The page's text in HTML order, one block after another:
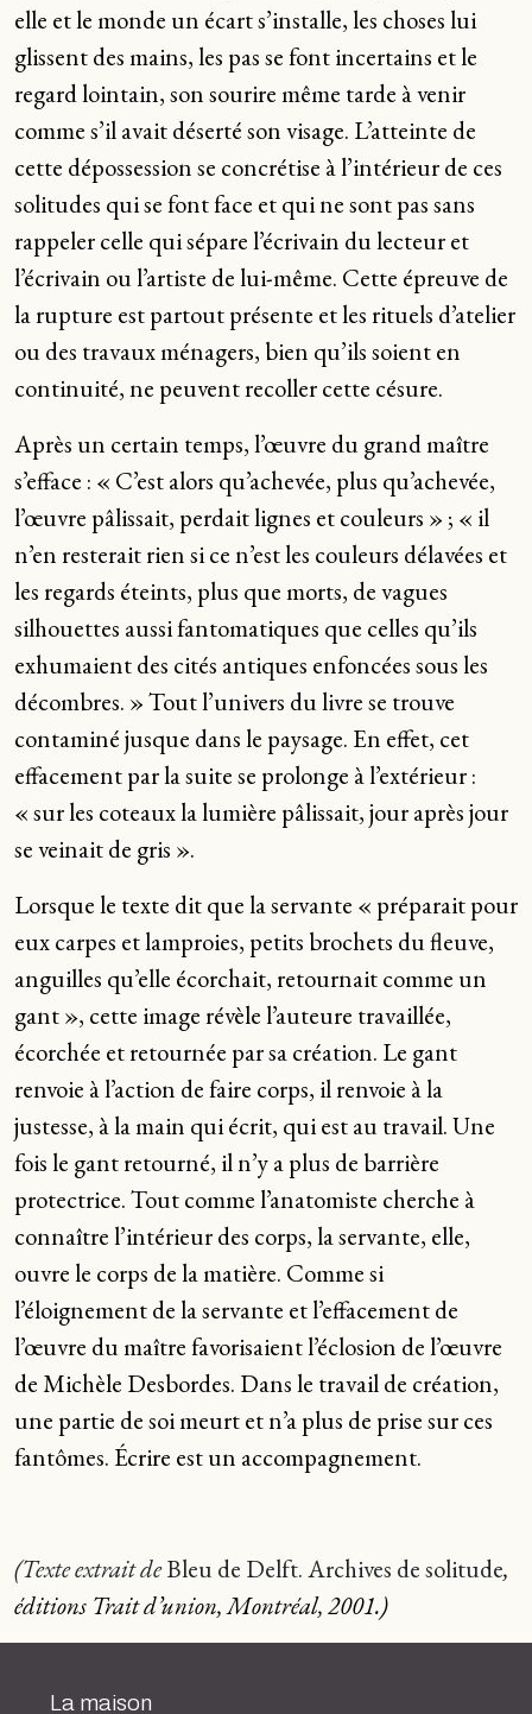
elle et le monde un écart s’installe, les choses lui
glissent des mains, les pas se font incertains et le
regard lointain, son sourire même tarde à venir
comme s’il avait déserté son visage. L’atteinte de
cette dépossession se concrétise à l’intérieur de ces
solitudes qui se font face et qui ne sont pas sans
rappeler celle qui sépare l’écrivain du lecteur et
l’écrivain ou l’artiste de lui-même. Cette épreuve de
la rupture est partout présente et les rituels d’atelier
ou des travaux ménagers, bien qu’ils soient en
continuité, ne peuvent recoller cette césure.
Après un certain temps, l’œuvre du grand maître
s’efface : « C’est alors qu’achevée, plus qu’achevée,
l’œuvre pâlissait, perdait lignes et couleurs » ; « il
n’en resterait rien si ce n’est les couleurs délavées et
les regards éteints, plus que morts, de vagues
silhouettes aussi fantomatiques que celles qu’ils
exhumaient des cités antiques enfoncées sous les
décombres. » Tout l’univers du livre se trouve
contaminé jusque dans le paysage. En effet, cet
effacement par la suite se prolonge à l’extérieur :
« sur les coteaux la lumière pâlissait, jour après jour
se veinait de gris ».
Lorsque le texte dit que la servante « préparait pour
eux carpes et lamproies, petits brochets du fleuve,
anguilles qu’elle écorchait, retournait comme un
gant », cette image révèle l’auteure travaillée,
écorchée et retournée par sa création. Le gant
renvoie à l’action de faire corps, il renvoie à la
justesse, à la main qui écrit, qui est au travail. Une
fois le gant retourné, il n’y a plus de barrière
protectrice. Tout comme l’anatomiste cherche à
connaître l’intérieur des corps, la servante, elle,
ouvre le corps de la matière. Comme si
l’éloignement de la servante et l’effacement de
l’œuvre du maître favorisaient l’éclosion de l’œuvre
de Michèle Desbordes. Dans le travail de création,
une partie de soi meurt et n’a plus de prise sur ces
fantômes. Écrire est un accompagnement.
(Texte extrait deBleu de Delft. Archives de solitude,
éditions Trait d’union, Montréal, 2001.)
La maison